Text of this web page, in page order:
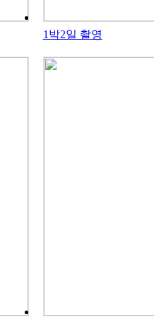
1박2일 촬영